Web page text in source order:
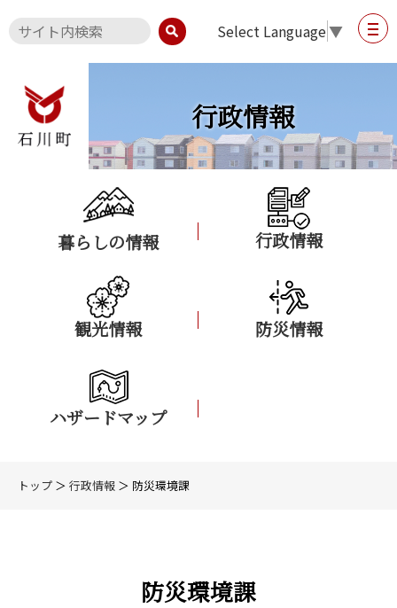
Select Language▼
行政情報
暮らしの情報 行政情報
観光情報 防災情報
ハザードマップ
トップ ＞ 行政情報 ＞ 防災環境課
防災環境課